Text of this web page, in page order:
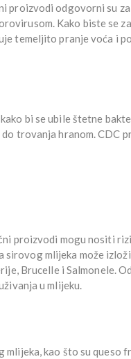
proizvodi odgovorni su
Kako biste se
temeljito pranje voća i
bi se ubile štetne
trovanja hranom. CDC
proizvodi mogu nositi
sirovog mlijeka može
Brucelle i Salmonele.
u mlijeku.
kao što su queso